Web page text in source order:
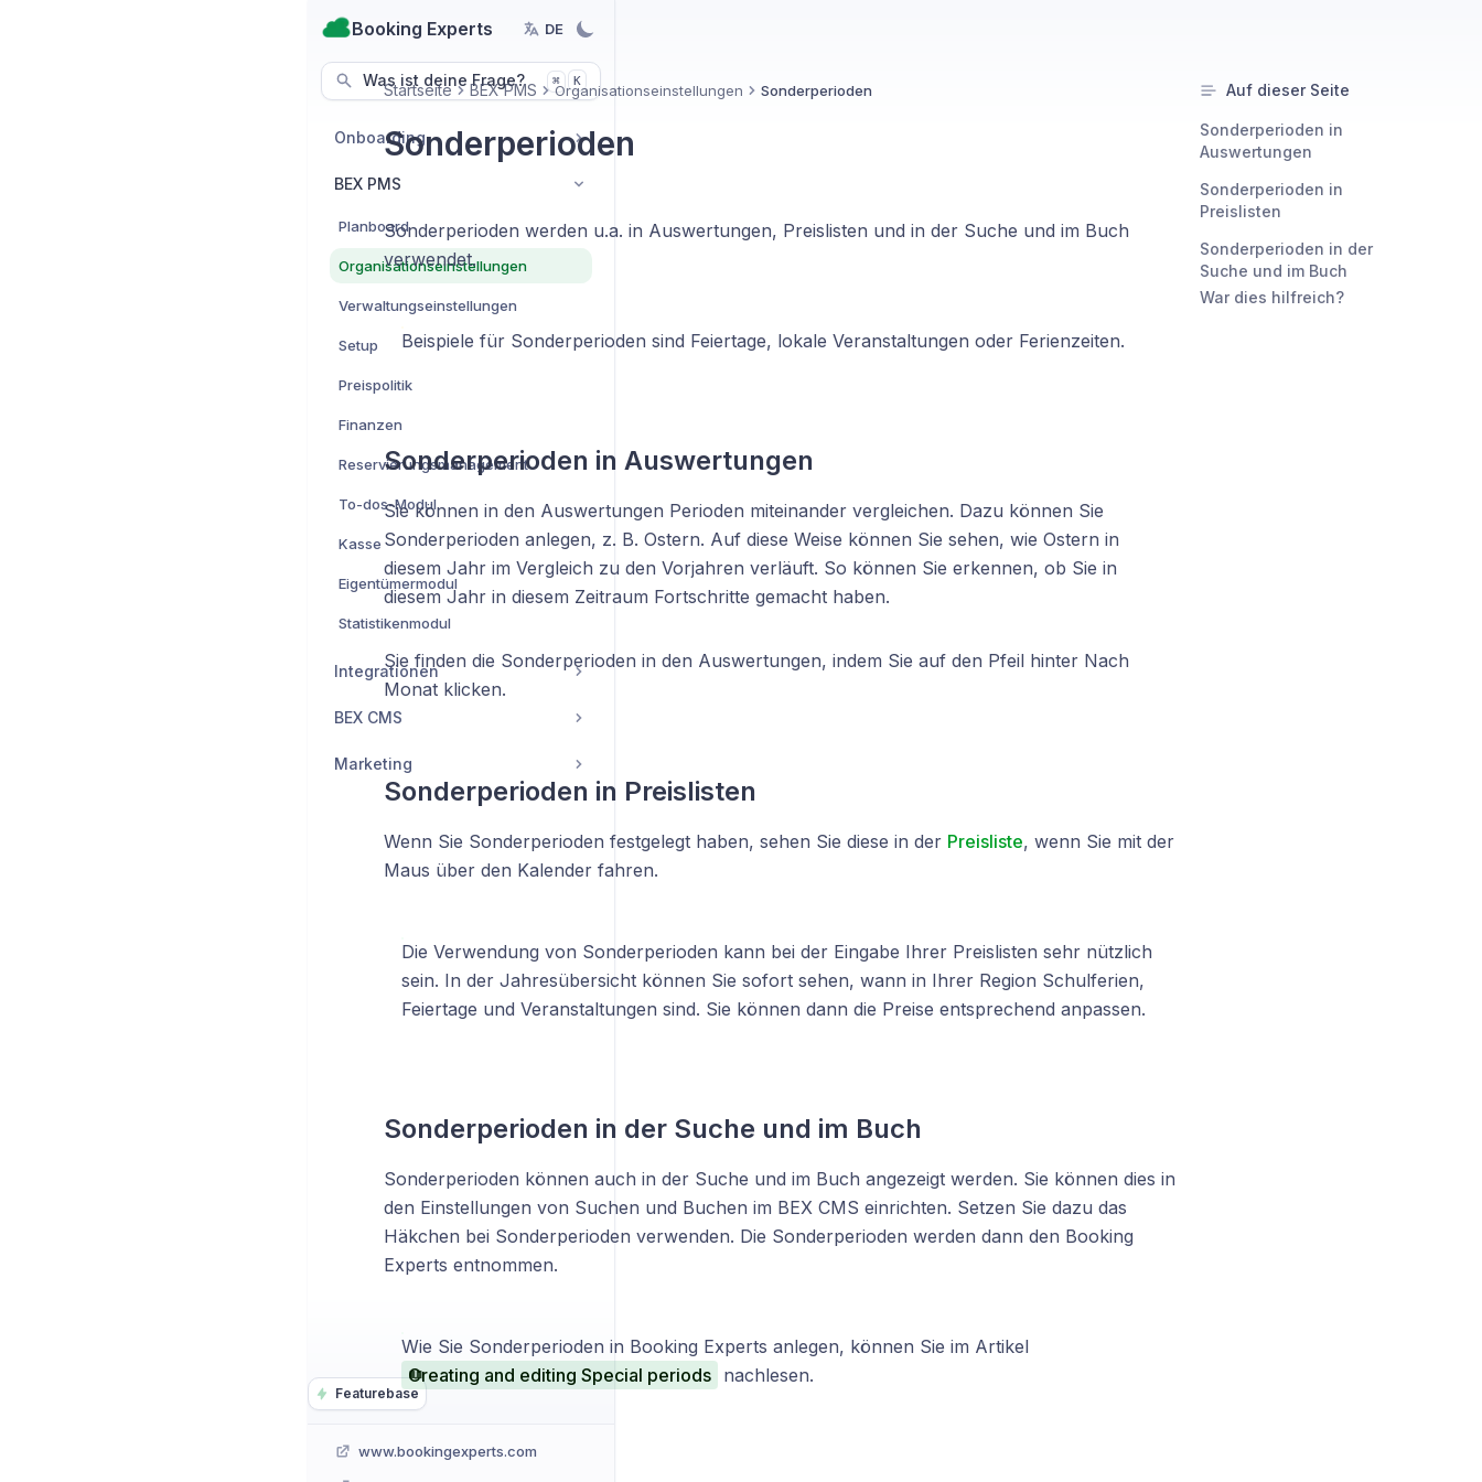
Booking Experts DE
Was ist deine Frage? ⌘ K
Featurebase
Onboarding
BEX PMS
Planboard
Organisationseinstellungen
Verwaltungseinstellungen
Setup
Preispolitik
Finanzen
Reservierungsmanagement
To-dos-Modul
Kasse
Eigentümermodul
Statistikenmodul
Integrationen
BEX CMS
Marketing
www.bookingexperts.com
Startseite BEX PMS Organisationseinstellungen Sonderperioden
Sonderperioden
Sonderperioden werden u.a. in Auswertungen, Preislisten und in der Suche und im Buch
verwendet.
Beispiele für Sonderperioden sind Feiertage, lokale Veranstaltungen oder Ferienzeiten.
Sonderperioden in Auswertungen
Sie können in den Auswertungen Perioden miteinander vergleichen. Dazu können Sie
Sonderperioden anlegen, z. B. Ostern. Auf diese Weise können Sie sehen, wie Ostern in
diesem Jahr im Vergleich zu den Vorjahren verläuft. So können Sie erkennen, ob Sie in
diesem Jahr in diesem Zeitraum Fortschritte gemacht haben.
Sie finden die Sonderperioden in den Auswertungen, indem Sie auf den Pfeil hinter Nach
Monat klicken.
Sonderperioden in Preislisten
Wenn Sie Sonderperioden festgelegt haben, sehen Sie diese in der Preisliste, wenn Sie mit der
Maus über den Kalender fahren.
Die Verwendung von Sonderperioden kann bei der Eingabe Ihrer Preislisten sehr nützlich
sein. In der Jahresübersicht können Sie sofort sehen, wann in Ihrer Region Schulferien,
Feiertage und Veranstaltungen sind. Sie können dann die Preise entsprechend anpassen.
Sonderperioden in der Suche und im Buch
Sonderperioden können auch in der Suche und im Buch angezeigt werden. Sie können dies in
den Einstellungen von Suchen und Buchen im BEX CMS einrichten. Setzen Sie dazu das
Häkchen bei Sonderperioden verwenden. Die Sonderperioden werden dann den Booking
Experts entnommen.
Wie Sie Sonderperioden in Booking Experts anlegen, können Sie im Artikel
Creating and editing Special periods
nachlesen.
Auf dieser Seite
Sonderperioden in
Auswertungen
Sonderperioden in
Preislisten
Sonderperioden in der
Suche und im Buch
War dies hilfreich?